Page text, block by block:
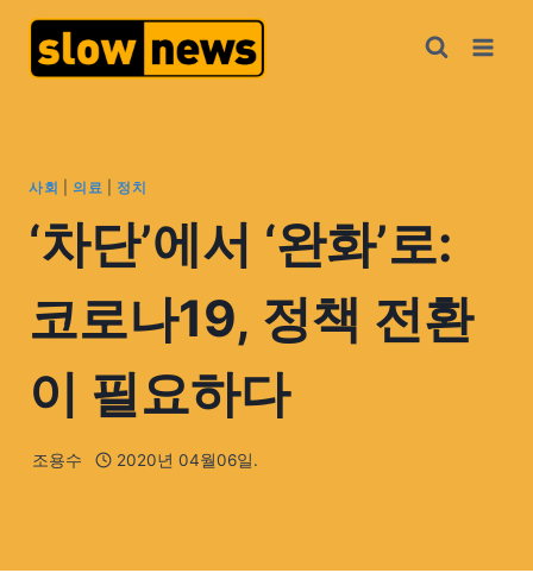
사회 의료 정치
‘차단’에서 ‘완화’로:
코로나19, 정책 전환
이 필요하다
조용수 2020년 04월06일.